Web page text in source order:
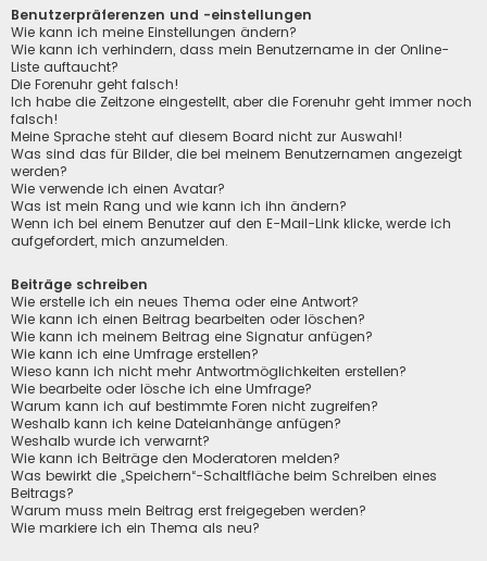
Benutzerpräferenzen und -einstellungen
Wie kann ich meine Einstellungen ändern?
Wie kann ich verhindern, dass mein Benutzername in der Online-
Liste auftaucht?
Die Forenuhr geht falsch!
Ich habe die Zeitzone eingestellt, aber die Forenuhr geht immer noch
falsch!
Meine Sprache steht auf diesem Board nicht zur Auswahl!
Was sind das für Bilder, die bei meinem Benutzernamen angezeigt
werden?
Wie verwende ich einen Avatar?
Was ist mein Rang und wie kann ich ihn ändern?
Wenn ich bei einem Benutzer auf den E-Mail-Link klicke, werde ich
aufgefordert, mich anzumelden.
Beiträge schreiben
Wie erstelle ich ein neues Thema oder eine Antwort?
Wie kann ich einen Beitrag bearbeiten oder löschen?
Wie kann ich meinem Beitrag eine Signatur anfügen?
Wie kann ich eine Umfrage erstellen?
Wieso kann ich nicht mehr Antwortmöglichkeiten erstellen?
Wie bearbeite oder lösche ich eine Umfrage?
Warum kann ich auf bestimmte Foren nicht zugreifen?
Weshalb kann ich keine Dateianhänge anfügen?
Weshalb wurde ich verwarnt?
Wie kann ich Beiträge den Moderatoren melden?
Was bewirkt die „Speichern“-Schaltfläche beim Schreiben eines
Beitrags?
Warum muss mein Beitrag erst freigegeben werden?
Wie markiere ich ein Thema als neu?